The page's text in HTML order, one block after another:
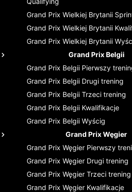
Grand Prix Wielkiej Brytanii
Grand Prix Wielkiej Brytanii
Grand Prix Wielkiej Brytanii
Grand Prix Belgii
Grand Prix Belgii Pierwszy
Grand Prix Belgii Drugi trening
Grand Prix Belgii Trzeci trening
Grand Prix Belgii Kwalifikacje
Grand Prix Belgii Wyścig
Grand Prix Węgier
Grand Prix Węgier Pierwszy
Grand Prix Węgier Drugi trening
Grand Prix Węgier Trzeci trening
Grand Prix Węgier Kwalifikacje